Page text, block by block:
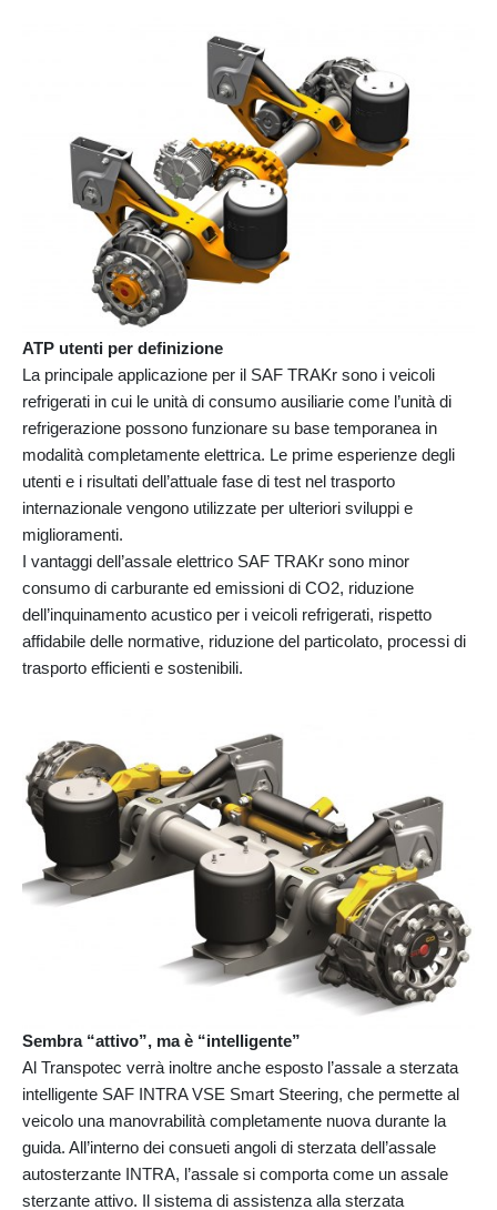
ATP utenti per definizione
La principale applicazione per il SAF TRAKr sono i veicoli
refrigerati in cui le unità di consumo ausiliarie come l’unità di
refrigerazione possono funzionare su base temporanea in
modalità completamente elettrica. Le prime esperienze degli
utenti e i risultati dell’attuale fase di test nel trasporto
internazionale vengono utilizzate per ulteriori sviluppi e
miglioramenti.
I vantaggi dell’assale elettrico SAF TRAKr sono minor
consumo di carburante ed emissioni di CO2, riduzione
dell’inquinamento acustico per i veicoli refrigerati, rispetto
affidabile delle normative, riduzione del particolato, processi di
trasporto efficienti e sostenibili.
Sembra “attivo”, ma è “intelligente”
Al Transpotec verrà inoltre anche esposto l’assale a sterzata
intelligente SAF INTRA VSE Smart Steering, che permette al
veicolo una manovrabilità completamente nuova durante la
guida. All’interno dei consueti angoli di sterzata dell’assale
autosterzante INTRA, l’assale si comporta come un assale
sterzante attivo. Il sistema di assistenza alla sterzata